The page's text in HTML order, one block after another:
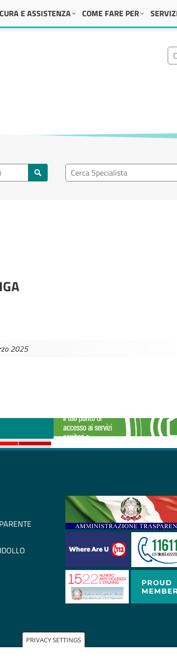
PRIVACY SETTINGS
CURA E ASSISTENZA COME FARE PER
Ricerca specialisti
2025